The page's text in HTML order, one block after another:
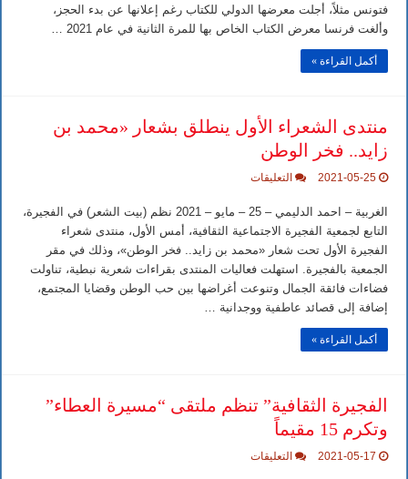
مغلقة
فتونس مثلاً، أجلت معرضها الدولي للكتاب رغم إعلانها عن بدء الحجز،
وألغت فرنسا معرض الكتاب الخاص بها للمرة الثانية في عام 2021 …
أكمل القراءة »
منتدى الشعراء الأول ينطلق بشعار «محمد بن
زايد.. فخر الوطن
2021-05-25 التعليقات
الأول
ينطلق
بشعار
«محمد
بن
زايد..
فخر
الوطن
مغلقة
الغربية – احمد الدليمي – 25 – مايو – 2021 نظم (بيت الشعر) في الفجيرة،
التابع لجمعية الفجيرة الاجتماعية الثقافية، أمس الأول، منتدى شعراء
الفجيرة الأول تحت شعار «محمد بن زايد.. فخر الوطن»، وذلك في مقر
الجمعية بالفجيرة. استهلت فعاليات المنتدى بقراءات شعرية نبطية، تناولت
فضاءات فائقة الجمال وتنوعت أغراضها بين حب الوطن وقضايا المجتمع،
إضافة إلى قصائد عاطفية ووجدانية …
أكمل القراءة »
الفجيرة الثقافية” تنظم ملتقى “مسيرة العطاء”
وتكرم 15 مقيماً
2021-05-17 التعليقات